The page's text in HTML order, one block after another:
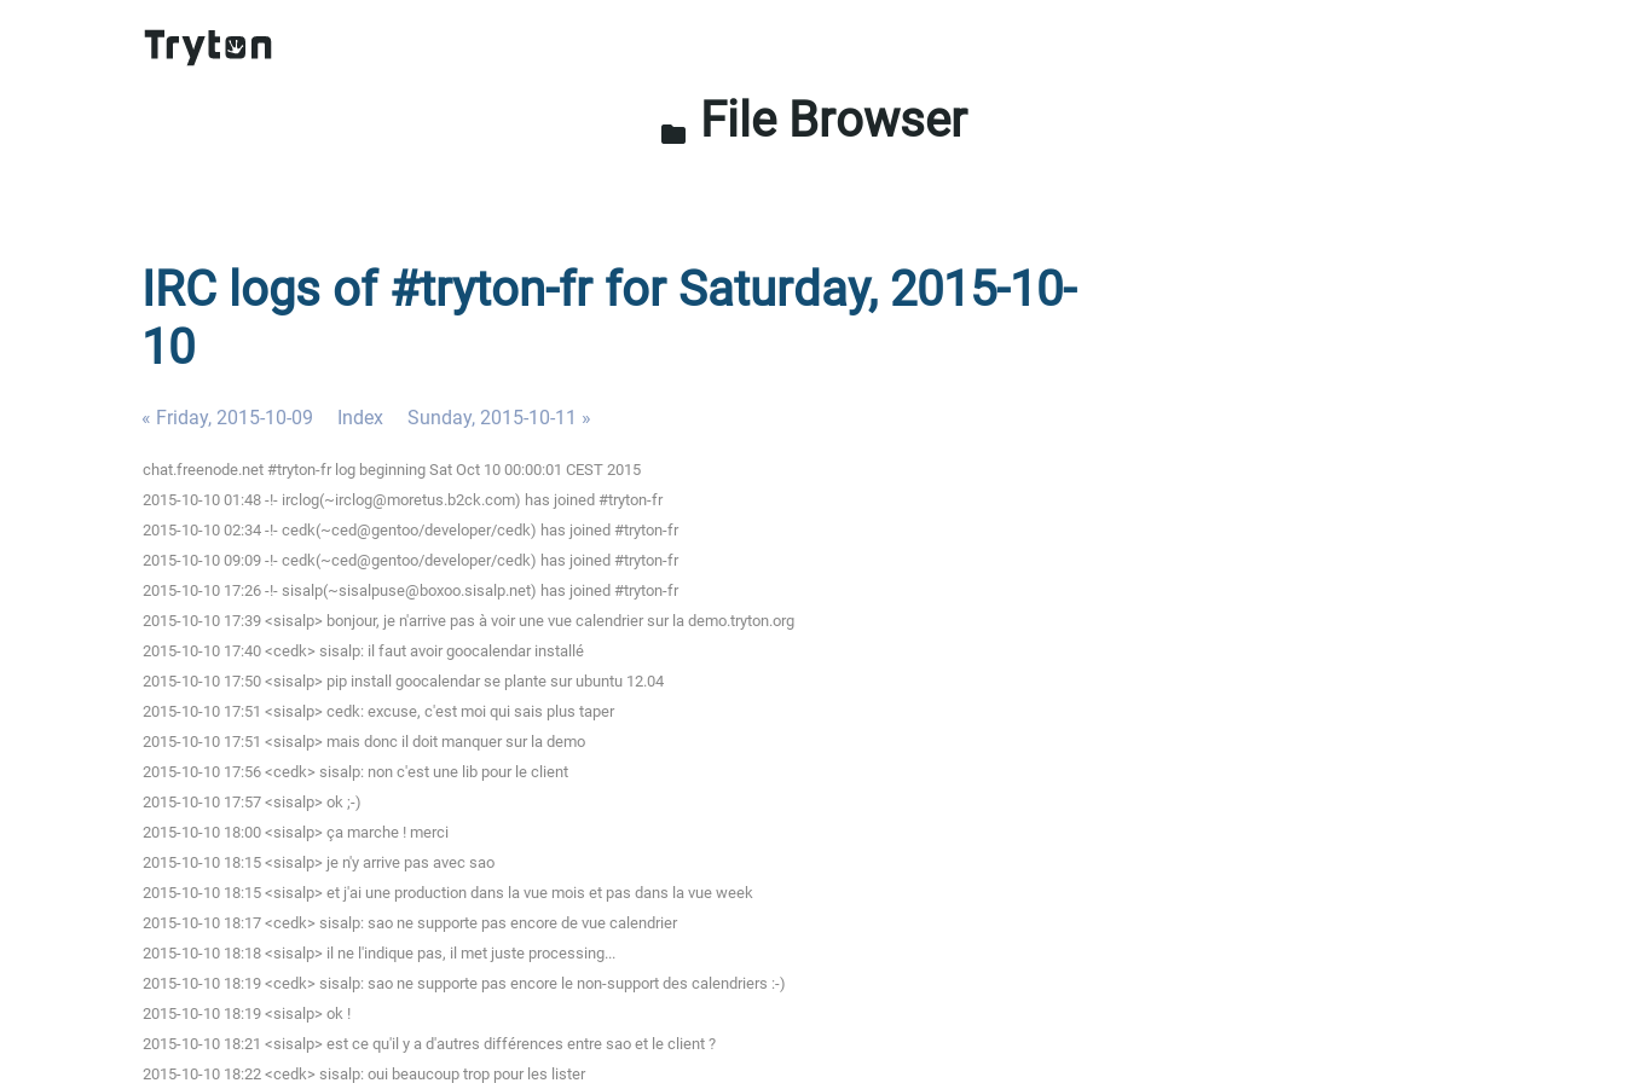
folder File Browser
IRC logs of #tryton-fr for Saturday, 2015-10-
10
« Friday, 2015-10-09 Index Sunday, 2015-10-11 »
chat.freenode.net #tryton-fr log beginning Sat Oct 10 00:00:01 CEST 2015
2015-10-10 01:48 -!- irclog(~irclog@moretus.b2ck.com) has joined #tryton-fr
2015-10-10 02:34 -!- cedk(~ced@gentoo/developer/cedk) has joined #tryton-fr
2015-10-10 09:09 -!- cedk(~ced@gentoo/developer/cedk) has joined #tryton-fr
2015-10-10 17:26 -!- sisalp(~sisalpuse@boxoo.sisalp.net) has joined #tryton-fr
2015-10-10 17:39 <sisalp> bonjour, je n'arrive pas à voir une vue calendrier sur la demo.tryton.org
2015-10-10 17:40 <cedk> sisalp: il faut avoir goocalendar installé
2015-10-10 17:50 <sisalp> pip install goocalendar se plante sur ubuntu 12.04
2015-10-10 17:51 <sisalp> cedk: excuse, c'est moi qui sais plus taper
2015-10-10 17:51 <sisalp> mais donc il doit manquer sur la demo
2015-10-10 17:56 <cedk> sisalp: non c'est une lib pour le client
2015-10-10 17:57 <sisalp> ok ;-)
2015-10-10 18:00 <sisalp> ça marche ! merci
2015-10-10 18:15 <sisalp> je n'y arrive pas avec sao
2015-10-10 18:15 <sisalp> et j'ai une production dans la vue mois et pas dans la vue week
2015-10-10 18:17 <cedk> sisalp: sao ne supporte pas encore de vue calendrier
2015-10-10 18:18 <sisalp> il ne l'indique pas, il met juste processing...
2015-10-10 18:19 <cedk> sisalp: sao ne supporte pas encore le non-support des calendriers :-)
2015-10-10 18:19 <sisalp> ok !
2015-10-10 18:21 <sisalp> est ce qu'il y a d'autres différences entre sao et le client ?
2015-10-10 18:22 <cedk> sisalp: oui beaucoup trop pour les lister